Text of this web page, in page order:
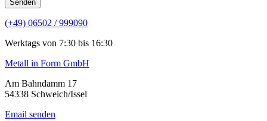
Senden
(+49) 06502 / 999090
Werktags von 7:30 bis 16:30
Metall in Form GmbH
Am Bahndamm 17
54338 Schweich/Issel
Email senden